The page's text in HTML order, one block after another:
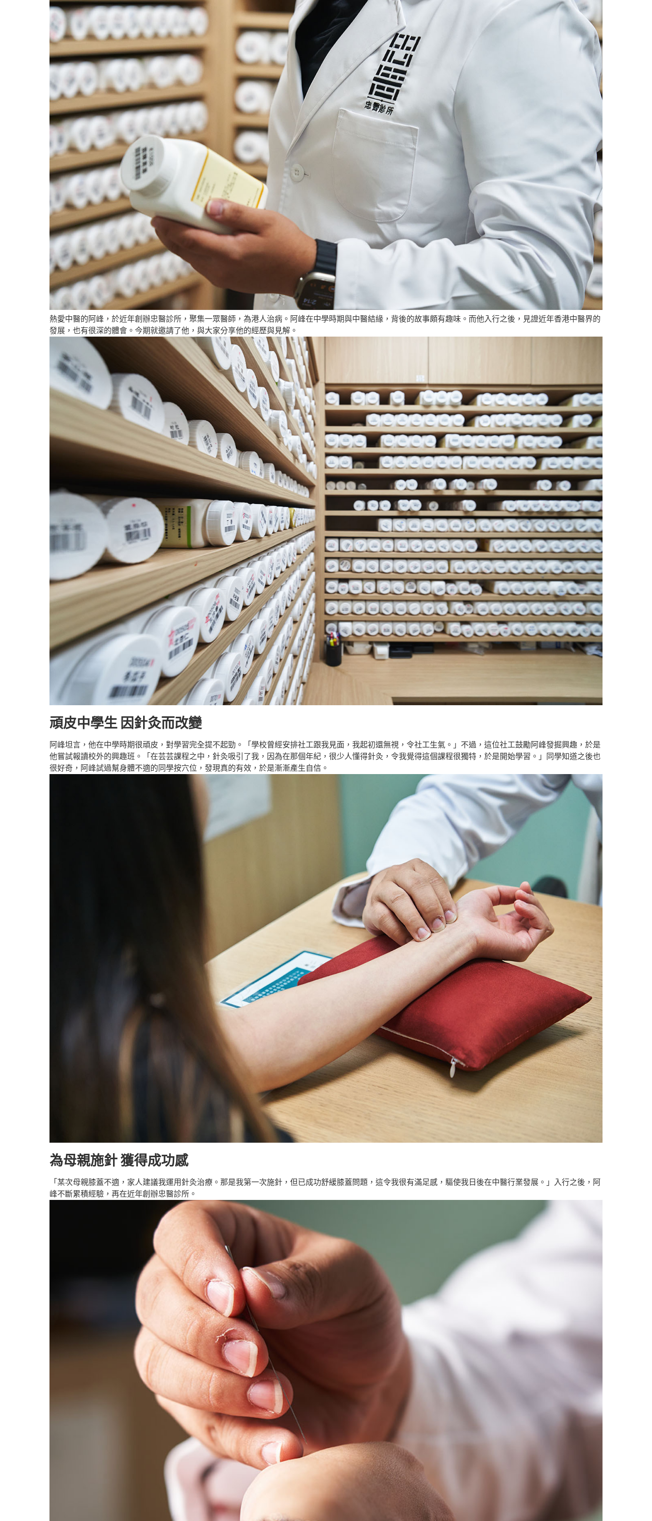
熱愛中醫的阿峰，於近年創辦忠醫診所，聚集一眾醫師，為港人治病。阿峰在中學時期與中醫結緣，背後的故事頗有趣味。而他入行之後，見證近年香港中醫界的
發展，也有很深的體會。今期就邀請了他，與大家分享他的經歷與見解。
頑皮中學生 因針灸而改變
阿峰坦言，他在中學時期很頑皮，對學習完全提不起勁。「學校曾經安排社工跟我見面，我起初還無視，令社工生氣。」不過，這位社工鼓勵阿峰發掘興趣，於是
他嘗試報讀校外的興趣班。「在芸芸課程之中，針灸吸引了我，因為在那個年紀，很少人懂得針灸，令我覺得這個課程很獨特，於是開始學習。」同學知道之後也
很好奇，阿峰試過幫身體不適的同學按穴位，發現真的有效，於是漸漸產生自信。
為母親施針 獲得成功感
「某次母親膝蓋不適，家人建議我運用針灸治療。那是我第一次施針，但已成功舒緩膝蓋問題，這令我很有滿足感，驅使我日後在中醫行業發展。」入行之後，阿
峰不斷累積經驗，再在近年創辦忠醫診所。